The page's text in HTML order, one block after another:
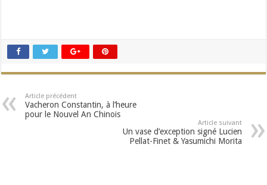
Article précédent
Vacheron Constantin, à l’heure
pour le Nouvel An Chinois
Article suivant
Un vase d’exception signé Lucien
Pellat-Finet & Yasumichi Morita